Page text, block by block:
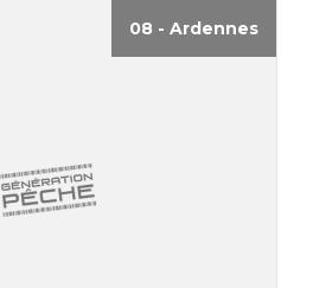
08 - Ardennes